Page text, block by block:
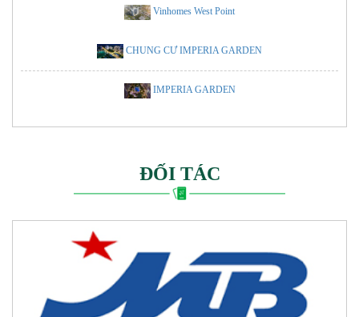
Vinhomes West Point
CHUNG CƯ IMPERIA GARDEN
IMPERIA GARDEN
ĐỐI TÁC